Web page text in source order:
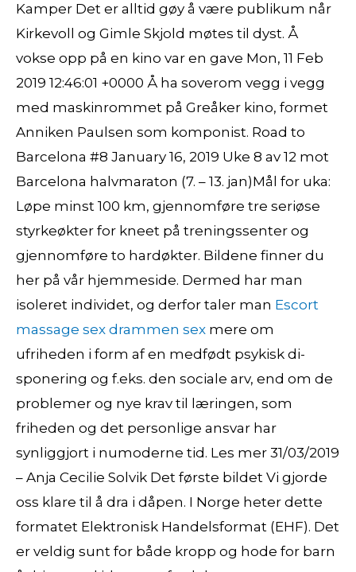
Kamper Det er alltid gøy å være publikum når
Kirkevoll og Gimle Skjold møtes til dyst. Å
vokse opp på en kino var en gave Mon, 11 Feb
2019 12:46:01 +0000 Å ha soverom vegg i vegg
med maskinrommet på Greåker kino, formet
Anniken Paulsen som komponist. Road to
Barcelona #8 January 16, 2019 Uke 8 av 12 mot
Barcelona halvmaraton (7. – 13. jan)Mål for uka:
Løpe minst 100 km, gjennomføre tre seriøse
styrkeøkter for kneet på treningssenter og
gjennomføre to hardøkter. Bildene finner du
her på vår hjemmeside. Dermed har man
isoleret individet, og derfor taler man Escort
massage sex drammen sex mere om
ufriheden i form af en medfødt psykisk di-
sponering og f.eks. den sociale arv, end om de
problemer og nye krav til læringen, som
friheden og det personlige ansvar har
synliggjort i numoderne tid. Les mer 31/03/2019
– Anja Cecilie Solvik Det første bildet Vi gjorde
oss klare til å dra i dåpen. I Norge heter dette
formatet Elektronisk Handelsformat (EHF). Det
er veldig sunt for både kropp og hode for barn